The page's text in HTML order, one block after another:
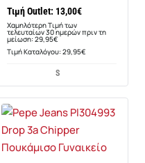
Τιμή Outlet: 13,00€
Χαμηλότερη Τιμή των
τελευταίων 30 ημερών πριν τη
μείωση: 29,95€
Τιμή Καταλόγου: 29,95€
S